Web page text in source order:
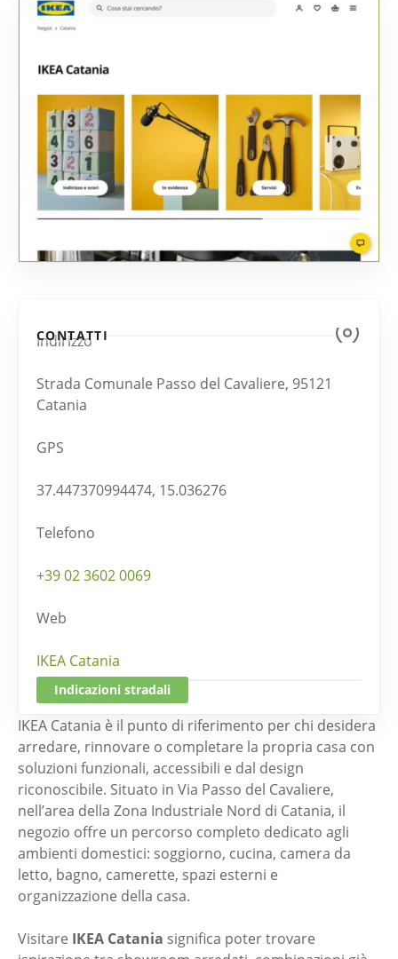
CONTATTI
Indirizzo
Strada Comunale Passo del Cavaliere, 95121
Catania
GPS
37.447370994474, 15.036276
Telefono
+39 02 3602 0069
Web
IKEA Catania
Indicazioni stradali
IKEA Catania è il punto di riferimento per chi desidera
arredare, rinnovare o completare la propria casa con
soluzioni funzionali, accessibili e dal design
riconoscibile. Situato in Via Passo del Cavaliere,
nell’area della Zona Industriale Nord di Catania, il
negozio offre un percorso completo dedicato agli
ambienti domestici: soggiorno, cucina, camera da
letto, bagno, camerette, spazi esterni e
organizzazione della casa.
Visitare IKEA Catania significa poter trovare